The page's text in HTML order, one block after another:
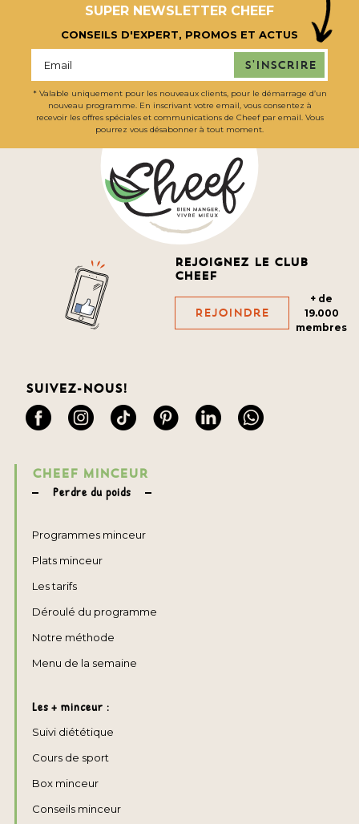
SUPER NEWSLETTER CHEEF
CONSEILS D'EXPERT, PROMOS ET ACTUS
S'inscrire
* Valable uniquement pour les nouveaux clients, pour le démarrage d’un
nouveau programme. En inscrivant votre email, vous consentez à
recevoir les offres spéciales et communications de Cheef par email. Vous
pourrez vous désabonner à tout moment.
Rejoignez le club
cheef
Rejoindre
+ de
19.000
membres
Suivez-nous!
CHEEF MINCEUR
Perdre du poids
Programmes minceur
Plats minceur
Les tarifs
Déroulé du programme
Notre méthode
Menu de la semaine
Les + minceur :
Suivi diététique
Cours de sport
Box minceur
Conseils minceur